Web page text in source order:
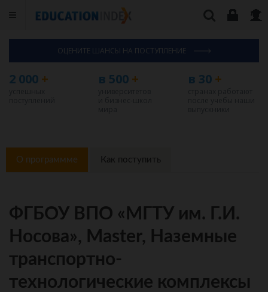
ОЦЕНИТЕ ШАНСЫ НА ПОСТУПЛЕНИЕ
2 000 + в 500 + в 30+
О программме Как поступить
ФГБОУ ВПО «МГТУ им. Г.И.
Носова», Master, Наземные
транспортно-
технологические комплексы